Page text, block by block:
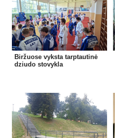
Biržuose vyksta tarptautinė
dziudo stovykla